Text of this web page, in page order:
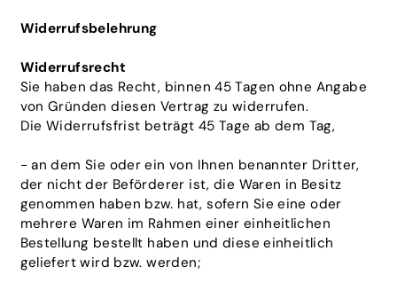
Widerrufsbelehrung
Widerrufsrecht
Sie haben das Recht, binnen 45 Tagen ohne Angabe
von Gründen diesen Vertrag zu widerrufen.
Die Widerrufsfrist beträgt 45 Tage ab dem Tag,
- an dem Sie oder ein von Ihnen benannter Dritter,
der nicht der Beförderer ist, die Waren in Besitz
genommen haben bzw. hat, sofern Sie eine oder
mehrere Waren im Rahmen einer einheitlichen
Bestellung bestellt haben und diese einheitlich
geliefert wird bzw. werden;